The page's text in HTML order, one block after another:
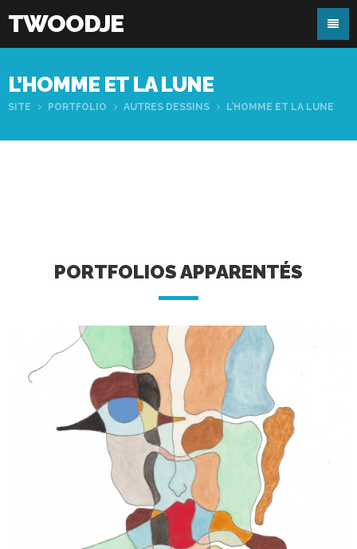
TWOODJE
L’HOMME ET LA LUNE
SITE PORTFOLIO AUTRES DESSINS L’HOMME ET LA LUNE
PORTFOLIOS APPARENTÉS